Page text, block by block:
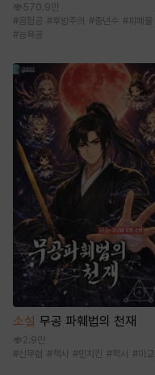
570.9만
#음험공 #후방주의 #중년수 #피폐물
#능욕공
소설 무공 파훼법의 천재
2.9만
#신무협 # 책사 #먼치킨 #학사 #마교